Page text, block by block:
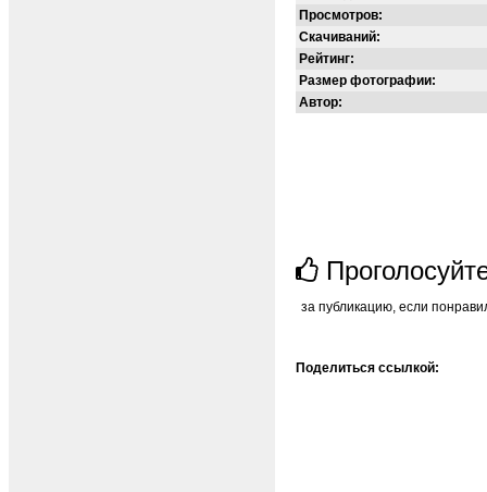
Просмотров:
Скачиваний:
Рейтинг:
Размер фотографии:
Автор:
за публикацию, если
Поделиться ссылкой: